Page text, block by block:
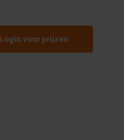
Login voor prijzen